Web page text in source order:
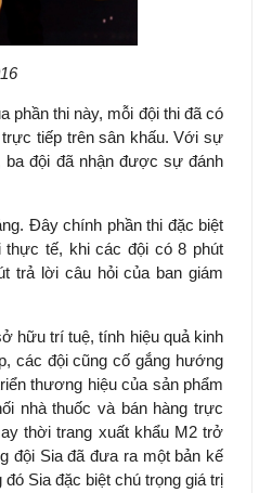
phần thi này, mỗi đội thi đã có
tiếp trên sân khấu. Với sự
đội đã nhận được sự đánh
Đây chính phần thi đặc biệt
thực tế, khi các đội có 8 phút
trả lời câu hỏi của ban giám
hữu trí tuệ, tính hiệu quả kinh
các đội cũng cố gắng hướng
thương hiệu của sản phẩm
nhà thuốc và bán hàng trực
thời trang xuất khẩu M2 trở
đội Sia đã đưa ra một bản kế
Sia đặc biệt chú trọng giá trị